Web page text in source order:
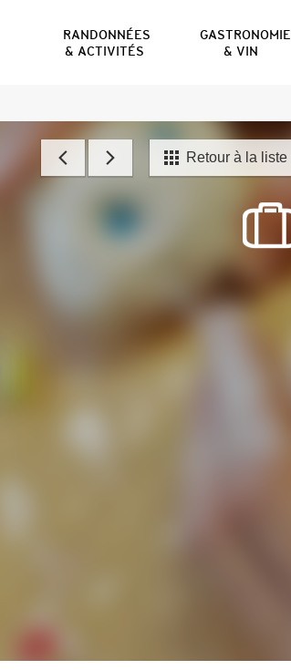
RANDONNÉES
& ACTIVITÉS
GASTRONOMIE
& VIN
Retour à la liste